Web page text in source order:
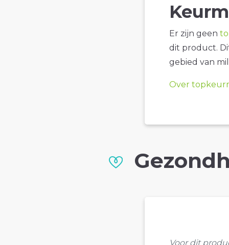
Er zijn geen
dit product.
gebied van
Over
Voor dit